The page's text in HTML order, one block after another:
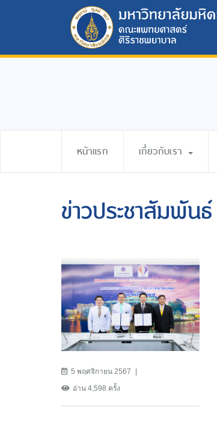
หน้าแรก เกี่ยวกับเรา
ข่าวประชาสัมพันธ์
5 พฤศจิกายน 2567
อ่าน 4,598 ครั้ง